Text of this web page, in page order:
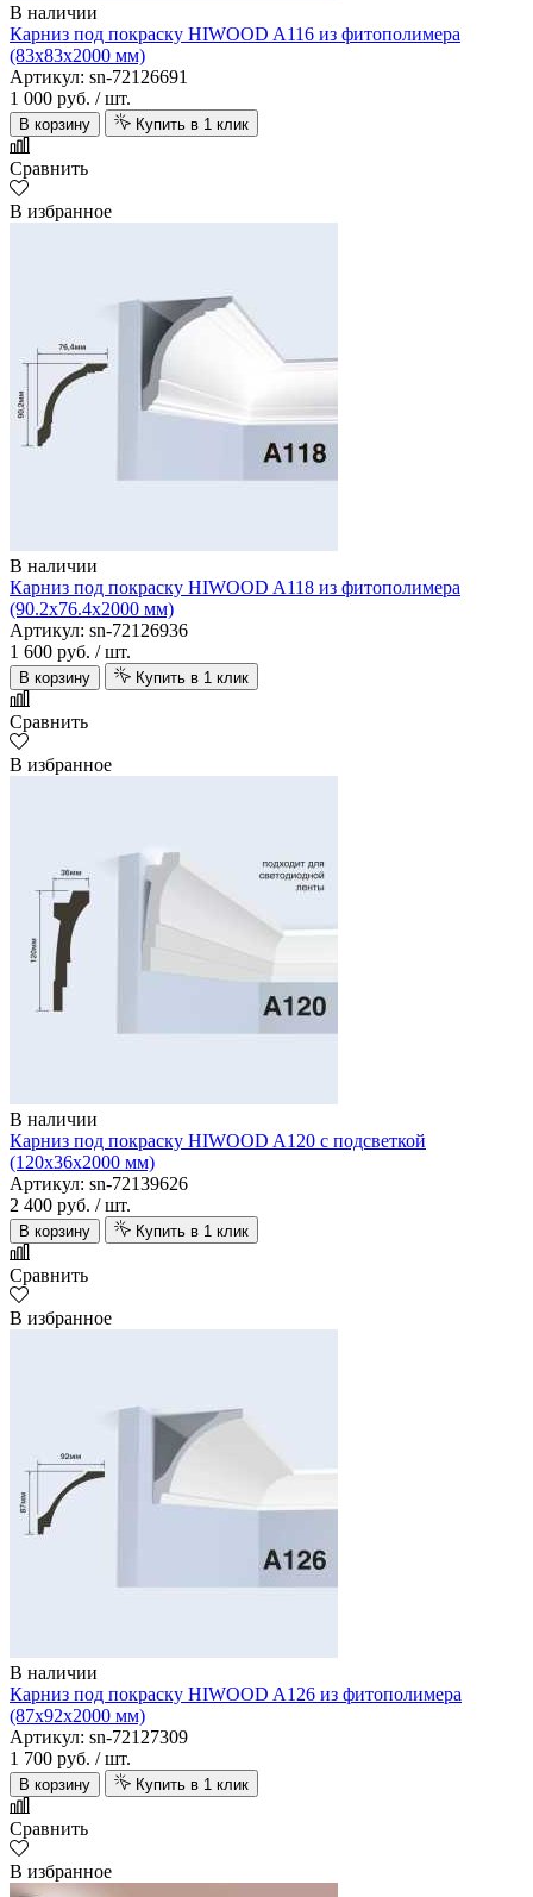
В наличии
Карниз под покраску HIWOOD A116 из фитополимера
(83х83х2000 мм)
Артикул: sn-72126691
1 000 руб. / шт.
В корзину Купить в 1 клик
Сравнить
В избранное
В наличии
Карниз под покраску HIWOOD A118 из фитополимера
(90.2х76.4х2000 мм)
Артикул: sn-72126936
1 600 руб. / шт.
В корзину Купить в 1 клик
Сравнить
В избранное
В наличии
Карниз под покраску HIWOOD A120 с подсветкой
(120х36х2000 мм)
Артикул: sn-72139626
2 400 руб. / шт.
В корзину Купить в 1 клик
Сравнить
В избранное
В наличии
Карниз под покраску HIWOOD A126 из фитополимера
(87х92х2000 мм)
Артикул: sn-72127309
1 700 руб. / шт.
В корзину Купить в 1 клик
Сравнить
В избранное